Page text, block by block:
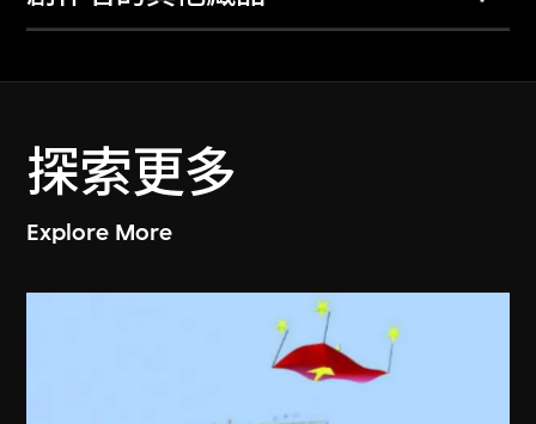
探索更多
Explore More